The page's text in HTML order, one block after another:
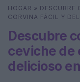
Buscar
HOGAR » DESCUBRE
CORVINA FÁCIL Y
Descubre
ceviche de
delicioso